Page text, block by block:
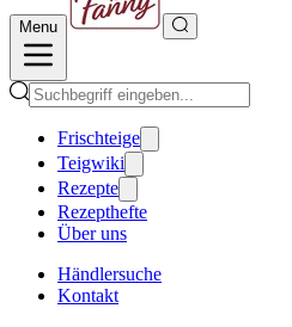
Menu
Frischteige
Teigwiki
Rezepte
Rezepthefte
Über uns
Händlersuche
Kontakt